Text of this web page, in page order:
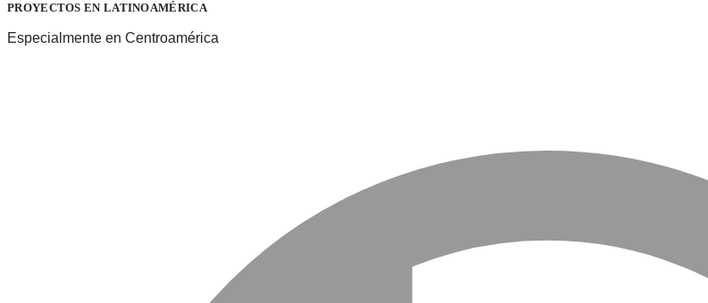
PROYECTOS EN LATINOAMÉRICA
Especialmente en Centroamérica